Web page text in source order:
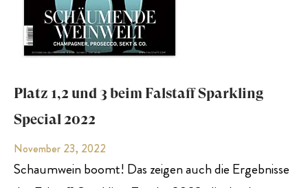
Platz 1,2 und 3 beim Falstaff Sparkling
Special 2022
November 23, 2022
Schaumwein boomt! Das zeigen auch die Ergebnisse